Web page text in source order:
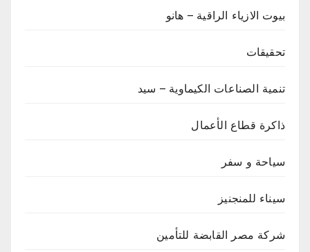
بيوت الازياء الراقية – هانو
تحقيقات
تنمية الصناعات الكيماوية – سيد
ذاكرة قطاع الأعمال
سياحة و سفر
سيناء للمنجنيز
شركة مصر القابضة للتأمين